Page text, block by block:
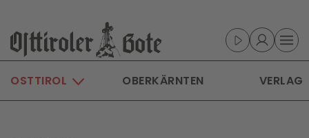
Skip to main content
OSTTIROL OBERKÄRNTEN VERLAG